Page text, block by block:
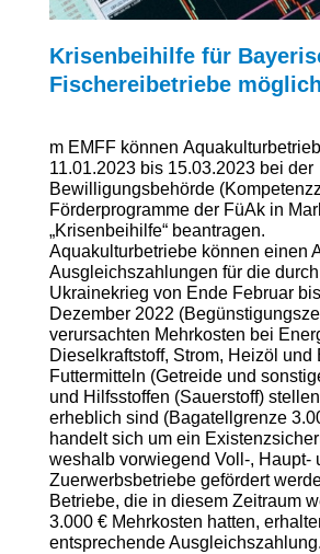
Krisenbeihilfe für
Fischereibetriebe möglich
m EMFF können
11.01.2023 bis 15.03.2023 bei der
Bewilligungsbehörde
Förderprogramme der FüAk in
„Krisenbeihilfe“ beantragen.
Aquakulturbetriebe können einen
Ausgleichszahlungen für die
Ukrainekrieg von Ende Februar
Dezember 2022
verursachten Mehrkosten bei
Dieselkraftstoff, Strom, Heizöl und
Futtermitteln (Getreide und
und Hilfsstoffen (Sauerstoff)
erheblich sind (Bagatellgrenze
handelt sich um ein
weshalb vorwiegend Voll-, Haupt-
Zuerwerbsbetriebe gefördert
Betriebe, die in diesem Zeitraum
3.000 € Mehrkosten hatten,
entsprechende Ausgleichszahlung.